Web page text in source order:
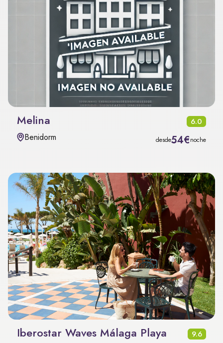
Melina 6.0
Benidorm desde54€noche
Iberostar Waves Málaga Playa 9.6